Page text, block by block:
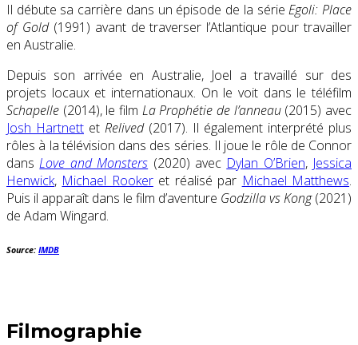
Il débute sa carrière dans un épisode de la sérieEgoli: Place
of Gold(1991) avant de traverser l’Atlantique pour travailler
en Australie.
Depuis son arrivée en Australie, Joel a travaillé sur des
projets locaux et internationaux. On le voit dans le téléfilm
Schapelle (2014), le film La Prophétie de l’anneau(2015) avec
Josh Hartnett et Relived(2017). Il également interprété plus
rôles à la télévision dans des séries. Il joue le rôle de Connor
dansLove and Monsters (2020) avec Dylan O’Brien, Jessica
Henwick, Michael Rookeret réalisé par Michael Matthews.
Puis il apparaît dans le film d’aventure Godzilla vs Kong(2021)
de Adam Wingard.
Source: IMDB
Filmographie